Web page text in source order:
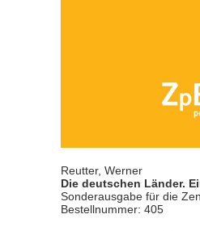
Reutter, Werner
Die deutschen Länder.
Sonderausgabe für die
Bestellnummer: 405